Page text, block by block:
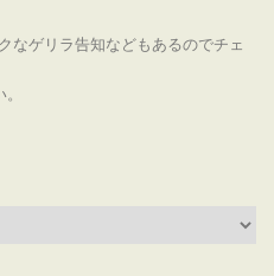
なゲリラ告知などもあるのでチェ